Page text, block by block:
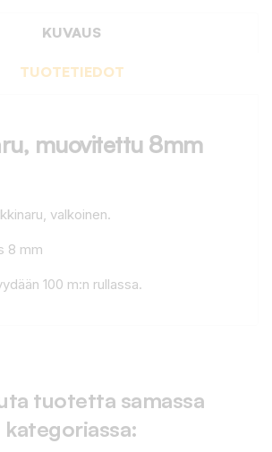
KUVAUS
TUOTETIEDOT
muovitettu 8mm
valkoinen.
8 mm
100 m:n rullassa.
tuotetta samassa
kategoriassa: